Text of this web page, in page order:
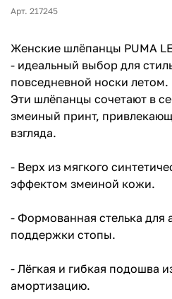
Арт. 217245
Женские шлёпанцы PUMA
- идеальный выбор для
повседневной носки летом.
Эти шлёпанцы сочетают в
змеиный принт,
взгляда.
- Верх из мягкого
эффектом змеиной кожи.
- Формованная стелька для
поддержки стопы.
- Лёгкая и гибкая подошва
амортизацию.